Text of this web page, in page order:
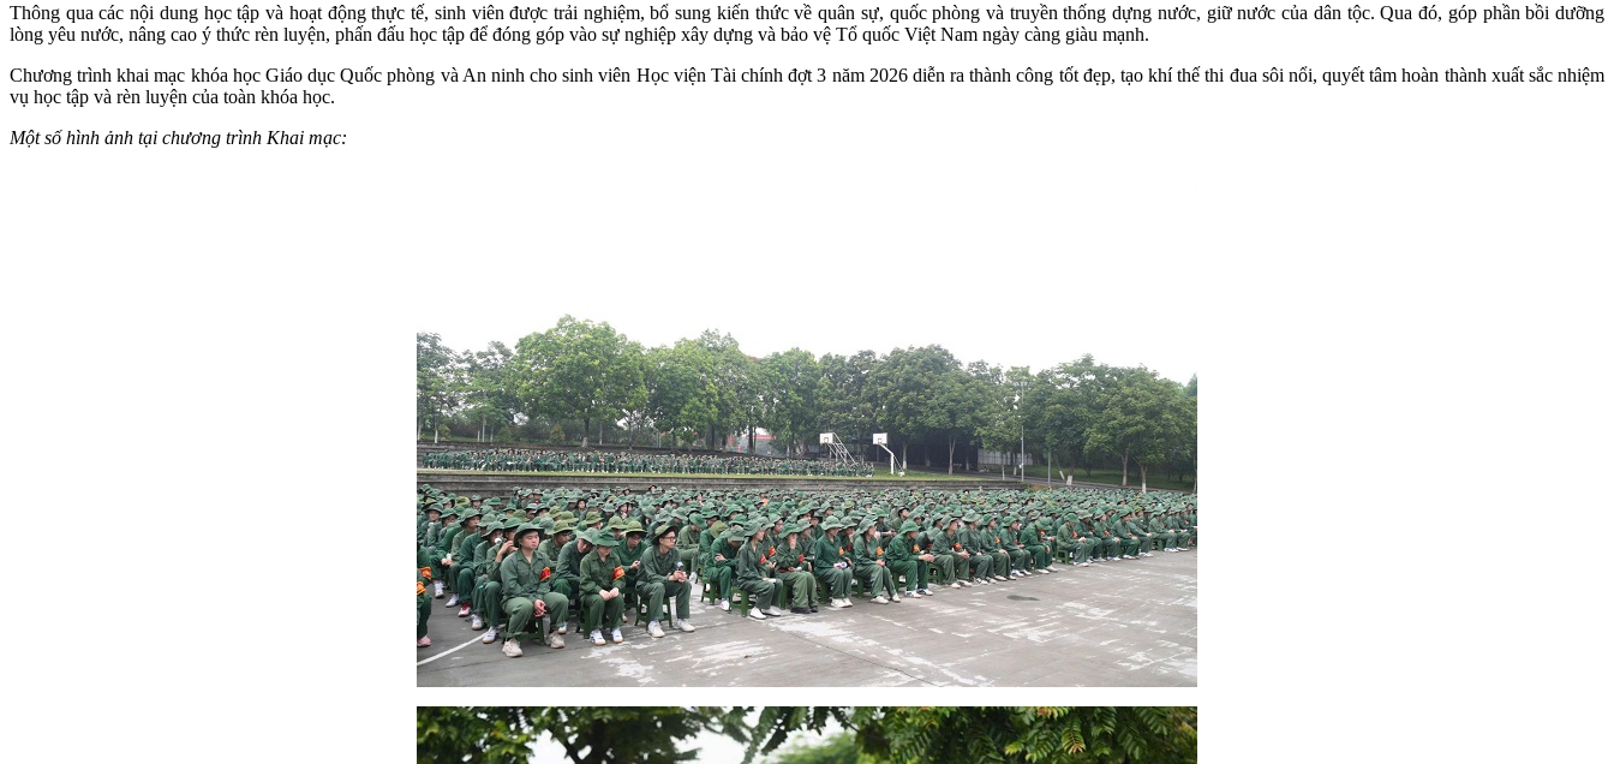
Thông qua các nội dung học tập và hoạt động thực tế, sinh viên được trải nghiệm, bổ sung kiến thức về quân sự, quốc phòng và truyền thống dựng nước, giữ nước của dân tộc. Qua đó, góp phần bồi dưỡng
lòng yêu nước, nâng cao ý thức rèn luyện, phấn đấu học tập để đóng góp vào sự nghiệp xây dựng và bảo vệ Tổ quốc Việt Nam ngày càng giàu mạnh.
Chương trình khai mạc khóa học Giáo dục Quốc phòng và An ninh cho sinh viên Học viện Tài chính đợt 3 năm 2026 diễn ra thành công tốt đẹp, tạo khí thế thi đua sôi nổi, quyết tâm hoàn thành xuất sắc nhiệm
vụ học tập và rèn luyện của toàn khóa học.
Một số hình ảnh tại chương trình Khai mạc: